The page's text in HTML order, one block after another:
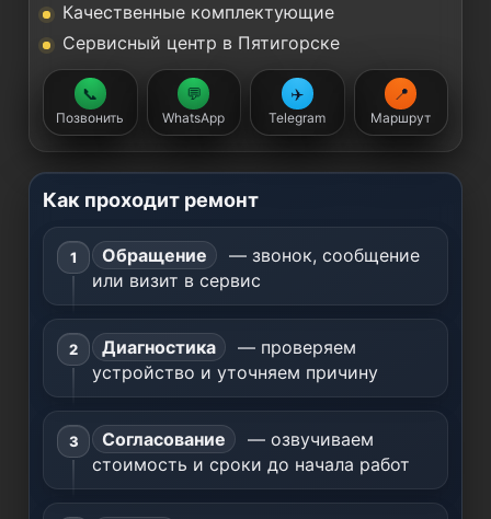
Качественные комплектующие
Сервисный центр в Пятигорске
📞
Позвонить
💬
WhatsApp
✈️
Telegram
📍
Маршрут
Как проходит ремонт
Обращение
— звонок, сообщение
или визит в сервис
Диагностика
— проверяем
устройство и уточняем причину
Согласование
— озвучиваем
стоимость и сроки до начала работ